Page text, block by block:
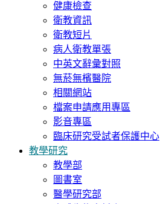
健康檢查
衛教資訊
衛教短片
病人衛教單張
中英文辭彙對照
無菸無檳醫院
相關網站
檔案申請應用專區
影音專區
臨床研究受試者保護中心
教學研究
教學部
圖書室
醫學研究部